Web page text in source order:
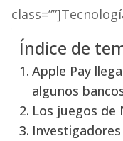
Índice de
Apple Pay
algunos
Los juegos de